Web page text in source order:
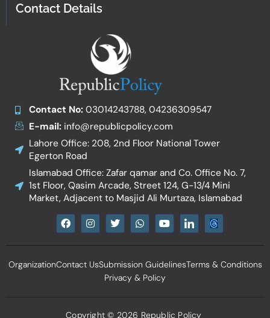
Contact Details
Contact No:03014243788, 04236309547
E-mail:info@republicpolicy.com
Lahore Office: 208, 2nd Floor National Tower
Egerton Road
Islamabad Office: Zafar qamar and Co. Office No. 7,
1st Floor, Qasim Arcade, Street 124, G-13/4 Mini
Market, Adjacent to Masjid Ali Murtaza, Islamabad
F
a
e
o
I
n
t
g
T
w
t
e
r
W
h
t
a
p
Y
o
t
b
e
I
c
n
l
d
OrganizationContact UsSubmission GuidelinesTerms & Conditions
Privacy & Policy
Copyright © 2026 Republic Policy